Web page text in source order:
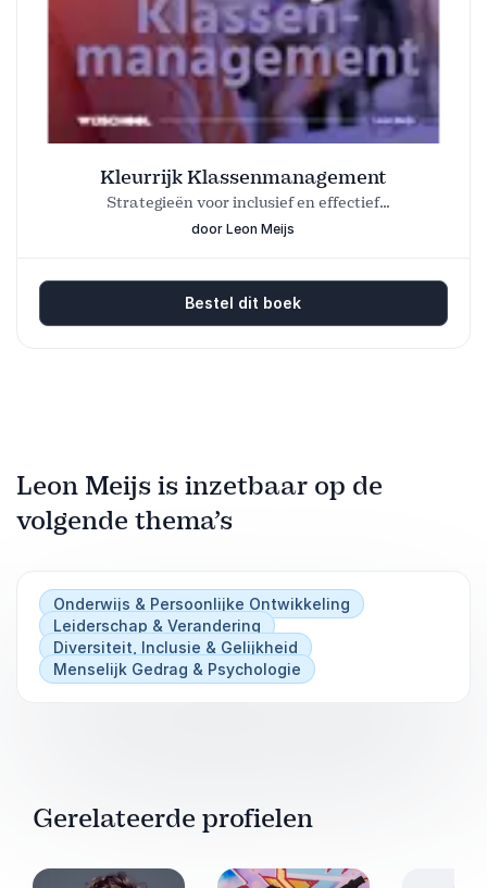
Kleurrijk Klassenmanagement
Strategieën voor inclusief en effectief
klassenmanagement.
door Leon Meijs
Bestel dit boek
Leon Meijs is inzetbaar op de
volgende thema’s
Onderwijs & Persoonlijke Ontwikkeling
Leiderschap & Verandering
Diversiteit, Inclusie & Gelijkheid
Menselijk Gedrag & Psychologie
Gerelateerde profielen